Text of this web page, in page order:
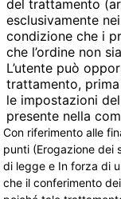
del trattamento
esclusivamente
condizione che i
che l’ordine non
L’utente può
trattamento,
le impostazioni
presente nella
Con riferimento alle
punti (Erogazione dei
di legge e In forza di
che il conferimento